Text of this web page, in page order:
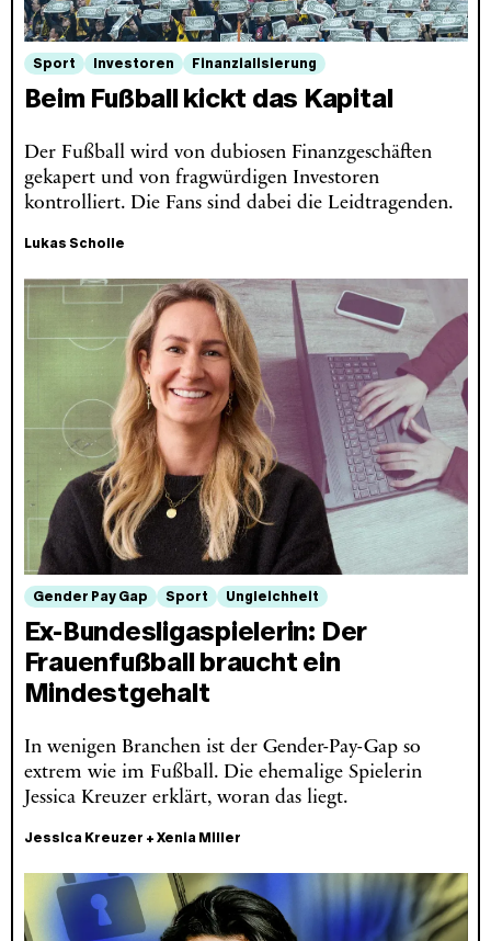
Sport Investoren Finanzialisierung
Beim Fußball kickt das Kapital
Der Fußball wird von dubiosen Finanzgeschäften
gekapert und von fragwürdigen Investoren
kontrolliert. Die Fans sind dabei die Leidtragenden.
Lukas Scholle
Gender Pay Gap Sport Ungleichheit
Ex-Bundesligaspielerin: Der
Frauenfußball braucht ein
Mindestgehalt
In wenigen Branchen ist der Gender-Pay-Gap so
extrem wie im Fußball. Die ehemalige Spielerin
Jessica Kreuzer erklärt, woran das liegt.
Jessica Kreuzer + Xenia Miller